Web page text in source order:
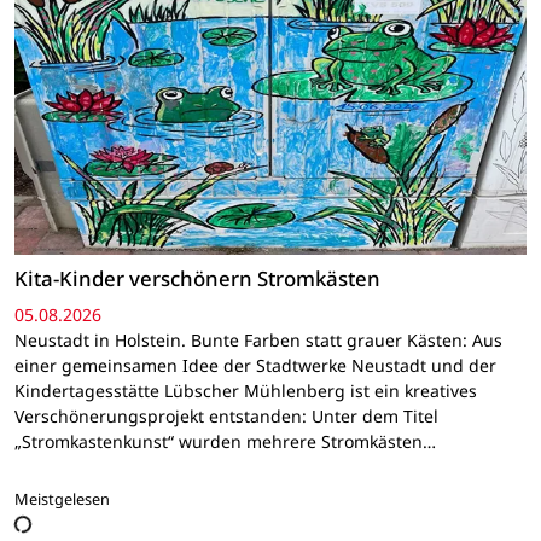
Kita-Kinder verschönern Stromkästen
05.08.2026
Neustadt in Holstein. Bunte Farben statt grauer Kästen: Aus
einer gemeinsamen Idee der Stadtwerke Neustadt und der
Kindertagesstätte Lübscher Mühlenberg ist ein kreatives
Verschönerungsprojekt entstanden: Unter dem Titel
„Stromkastenkunst“ wurden mehrere Stromkästen…
Meistgelesen